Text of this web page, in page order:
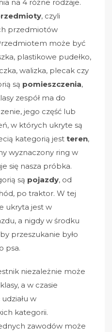
na 4 różne rodzaje.
, czyli
przedmiotów
może być
plastikowe pudełko,
walizka, plecak czy
są pomieszczenia,
zespół ma do
jego część lub
w których ukryte są
kategorią jest teren,
wyznaczony ring w
się nasza próbka.
są pojazdy, od
po traktor. W tej
ukryta jest w
a nigdy w środku
przeszukanie było
psa.
niezależnie może
a w czasie
w
kategorii.
zawodów może